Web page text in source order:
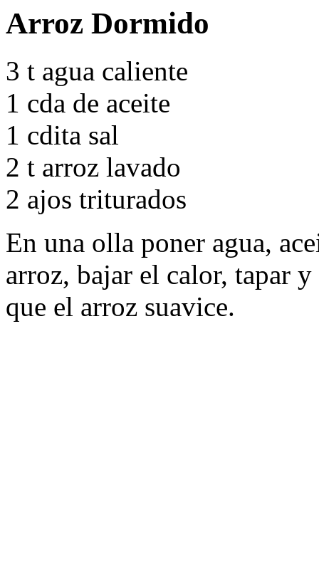
Arroz Dormido
3 t agua caliente
1 cda de aceite
1 cdita sal
2 t arroz lavado
2 ajos triturados
En una olla poner agua,
arroz, bajar el calor, tapar
que el arroz suavice.